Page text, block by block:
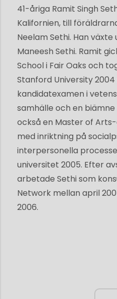
41-åriga Ramit Singh
Kalifornien, till
Neelam Sethi. Han
Maneesh Sethi. Ramit
School i Fair Oaks och
Stanford University
kandidatexamen i
samhälle och en biämne
också en Master of
med inriktning på
interpersonella
universitet 2005. Efter
arbetade Sethi som
Network mellan april
2006.